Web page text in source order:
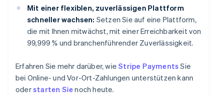
Mit einer flexiblen, zuverlässigen Plattform
schneller wachsen: Setzen Sie auf eine Plattform,
die mit Ihnen mitwächst, mit einer Erreichbarkeit von
99,999 % und branchenführender Zuverlässigkeit.
Erfahren Sie mehr darüber, wieStripe Payments Sie
bei Online- und Vor-Ort-Zahlungen unterstützen kann
oderstarten Sie noch heute.